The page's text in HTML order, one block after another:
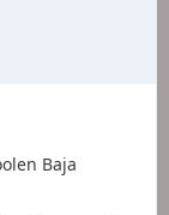
Baja